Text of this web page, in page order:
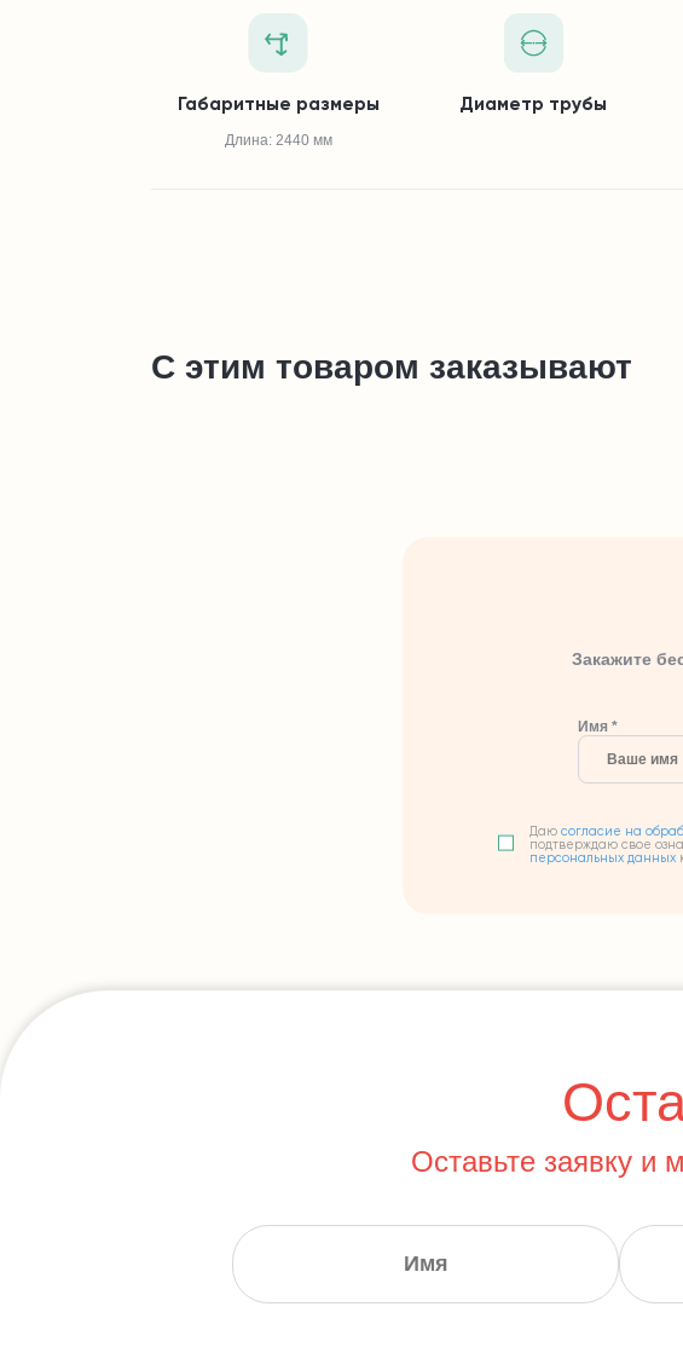
Габаритные размеры
Длина: 2440 мм
Диаметр трубы
С этим товаром заказывают
Закажите
Имя *
Даю согласие на
подтверждаю свое
персональных данных
Оставьте заявку